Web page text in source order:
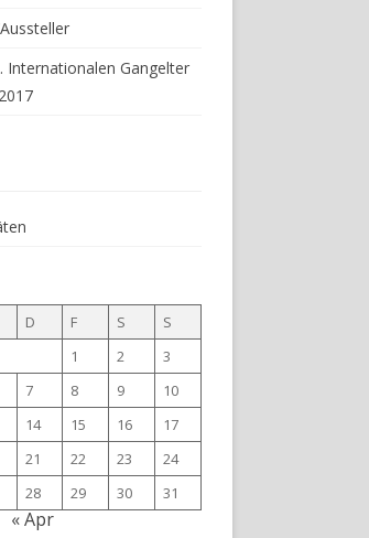
Internationalen Gangelter
D F S
S
1
2
3
7 8 9
10
14 15 16
17
21 22 23
24
28 29 30 31
« Apr